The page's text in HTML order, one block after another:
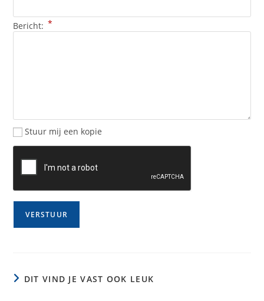
Bericht: *
Stuur mij een kopie
DIT VIND JE VAST OOK LEUK